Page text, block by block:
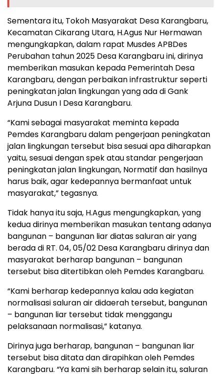
Sementara itu, Tokoh Masyarakat Desa Karangbaru,
Kecamatan Cikarang Utara, H.Agus Nur Hermawan
mengungkapkan, dalam rapat Musdes APBDes
Perubahan tahun 2025 Desa Karangbaru ini, dirinya
memberikan masukan kepada Pemerintah Desa
Karangbaru, dengan perbaikan infrastruktur seperti
peningkatan jalan lingkungan yang ada di Gank
Arjuna Dusun I Desa Karangbaru.
“Kami sebagai masyarakat meminta kepada
Pemdes Karangbaru dalam pengerjaan peningkatan
jalan lingkungan tersebut bisa sesuai apa diharapkan
yaitu, sesuai dengan spek atau standar pengerjaan
peningkatan jalan lingkungan, Normatif dan hasilnya
harus baik, agar kedepannya bermanfaat untuk
masyarakat,” tegasnya.
Tidak hanya itu saja, H.Agus mengungkapkan, yang
kedua dirinya memberikan masukan tentang adanya
bangunan – bangunan liar diatas saluran air yang
berada di RT. 04, 05/02 Desa Karangbaru dirinya dan
masyarakat berharap bangunan – bangunan
tersebut bisa ditertibkan oleh Pemdes Karangbaru.
“Kami berharap kedepannya kalau ada kegiatan
normalisasi saluran air didaerah tersebut, bangunan
– bangunan liar tersebut tidak menggangu
pelaksanaan normalisasi,” katanya.
Dirinya juga berharap, bangunan – bangunan liar
tersebut bisa ditata dan dirapihkan oleh Pemdes
Karangbaru. “Ya kami sih berharap selain itu, saluran